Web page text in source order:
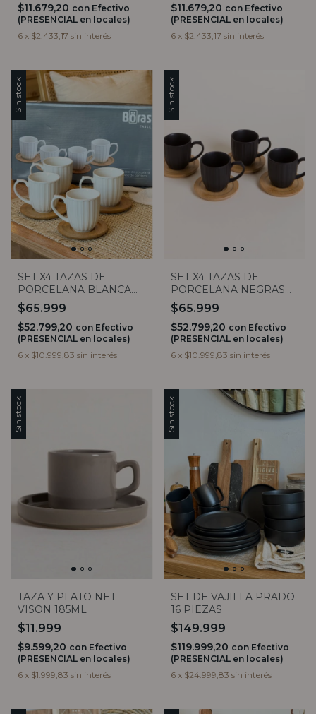
$11.679,20 con Efectivo
(PRESENCIAL en locales)
6 x $2.433,17 sin interés
$11.679,20 con Efectivo
(PRESENCIAL en locales)
6 x $2.433,17 sin interés
Sin stock
SET X4 TAZAS DE
PORCELANA BLANCA
RAYADAS Y PLATO DE
BAMBOO
$65.999
$52.799,20 con Efectivo
(PRESENCIAL en locales)
6 x $10.999,83 sin interés
Sin stock
SET X4 TAZAS DE
PORCELANA NEGRAS
RAYADAS Y PLATO DE
BAMBOO
$65.999
$52.799,20 con Efectivo
(PRESENCIAL en locales)
6 x $10.999,83 sin interés
Sin stock
TAZA Y PLATO NET
VISON 185ML
$11.999
$9.599,20 con Efectivo
(PRESENCIAL en locales)
6 x $1.999,83 sin interés
Sin stock
SET DE VAJILLA PRADO
16 PIEZAS
$149.999
$119.999,20 con Efectivo
(PRESENCIAL en locales)
6 x $24.999,83 sin interés